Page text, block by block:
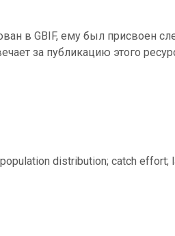
в GBIF, ему был присвоен
за публикацию этого
distribution; catch effort;